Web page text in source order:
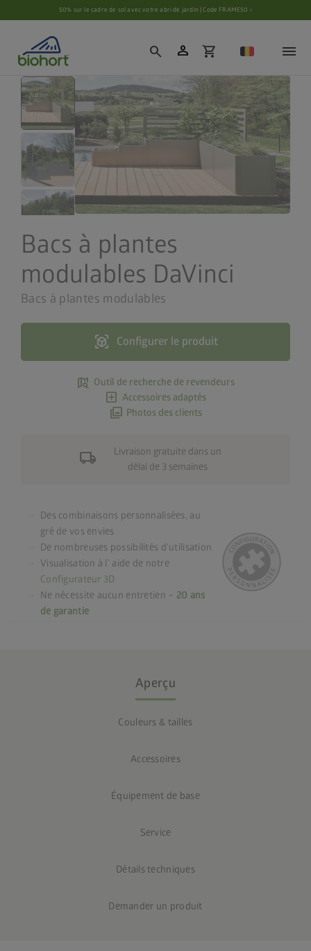
Paramètres des cookies50% sur le cadre de sol avec votre abri de jardin | Code FRAME50 ›
search person shopping_cart
Bacs à plantes
modulables DaVinci
Bacs à plantes modulables
view_in_ar Configurer le produit
map_search Outil de recherche de revendeurs
add_box Accessoires adaptés
photo_library Photos des clients
local_shipping
Livraison gratuite dans un
délai de 3 semaines
Des combinaisons personnalisées, au
gré de vos envies
De nombreuses possibilités d’utilisation
Visualisation à l’ aide de notre
Configurateur 3D
Ne nécessite aucun entretien – 20 ans
de garantie
Aperçu
Couleurs & tailles
Accessoires
Équipement de base
Service
Détails techniques
Demander un produit